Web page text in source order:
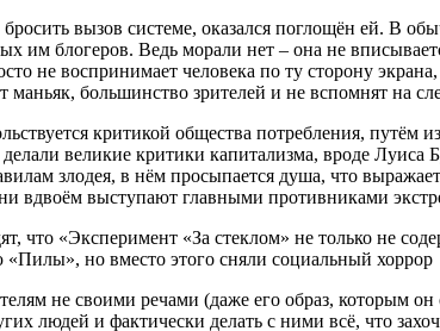
вызов системе, оказался поглощён ей. В
им блогеров. Ведь морали нет – она не
не воспринимает человека по ту сторону
маньяк, большинство зрителей и не вспомнят на
критикой общества потребления,
делали великие критики капитализма, вроде
злодея, в нём просыпается душа, что
выступают главными противниками
что «Эксперимент «За стеклом» не только не
но вместо этого сняли социальный хоррор
не своими речами (даже его образ, которым
людей и фактически делать с ними всё, что